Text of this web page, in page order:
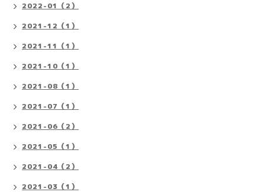
2022-01（2）
2021-12（1）
2021-11（1）
2021-10（1）
2021-08（1）
2021-07（1）
2021-06（2）
2021-05（1）
2021-04（2）
2021-03（1）